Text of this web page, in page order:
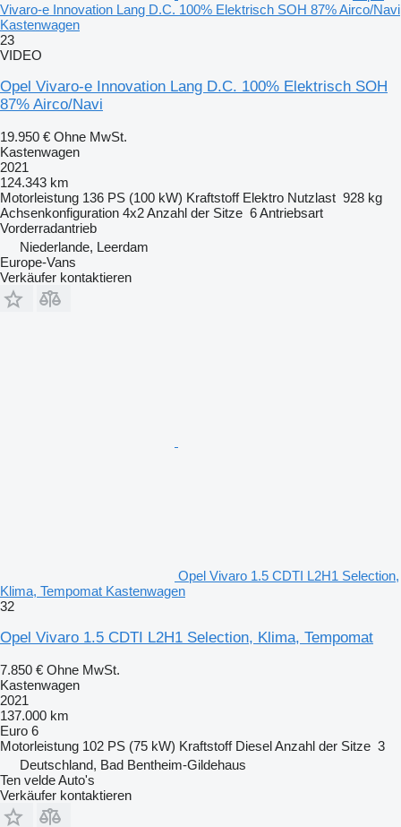
Vivaro-e Innovation Lang D.C. 100% Elektrisch SOH 87% Airco/Navi
Kastenwagen
23
VIDEO
Opel Vivaro-e Innovation Lang D.C. 100% Elektrisch SOH
87% Airco/Navi
19.950 € Ohne MwSt.
Kastenwagen
2021
124.343 km
Motorleistung 136 PS (100 kW) Kraftstoff Elektro Nutzlast 928 kg
Achsenkonfiguration 4x2Anzahl der Sitze 6Antriebsart
Vorderradantrieb
Niederlande, Leerdam
Europe-Vans
Verkäufer kontaktieren
Opel Vivaro 1.5 CDTI L2H1 Selection,
Klima, Tempomat Kastenwagen
32
Opel Vivaro 1.5 CDTI L2H1 Selection, Klima, Tempomat
7.850 € Ohne MwSt.
Kastenwagen
2021
137.000 km
Euro 6
Motorleistung 102 PS (75 kW) Kraftstoff DieselAnzahl der Sitze 3
Deutschland, Bad Bentheim-Gildehaus
Ten velde Auto's
Verkäufer kontaktieren